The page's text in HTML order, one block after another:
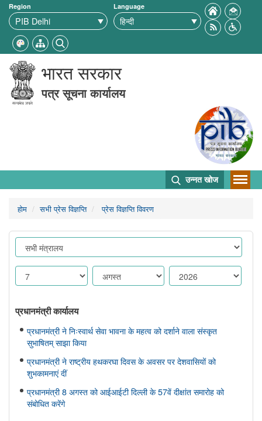
Region Language
भारत सरकार
पत्र सूचना कार्यालय
उन्नत खोज
होम सभी प्रेस विज्ञप्ति प्रेस विज्ञप्ति विवरण
प्रधानमंत्री कार्यालय
प्रधानमंत्री ने निःस्वार्थ सेवा भावना के महत्व को दर्शाने वाला संस्कृत
सुभाषितम् साझा किया
प्रधानमंत्री ने राष्ट्रीय हथकरघा दिवस के अवसर पर देशवासियों को
शुभकामनाएं दीं
प्रधानमंत्री 8 अगस्त को आईआईटी दिल्ली के 57वें दीक्षांत समारोह को
संबोधित करेंगे